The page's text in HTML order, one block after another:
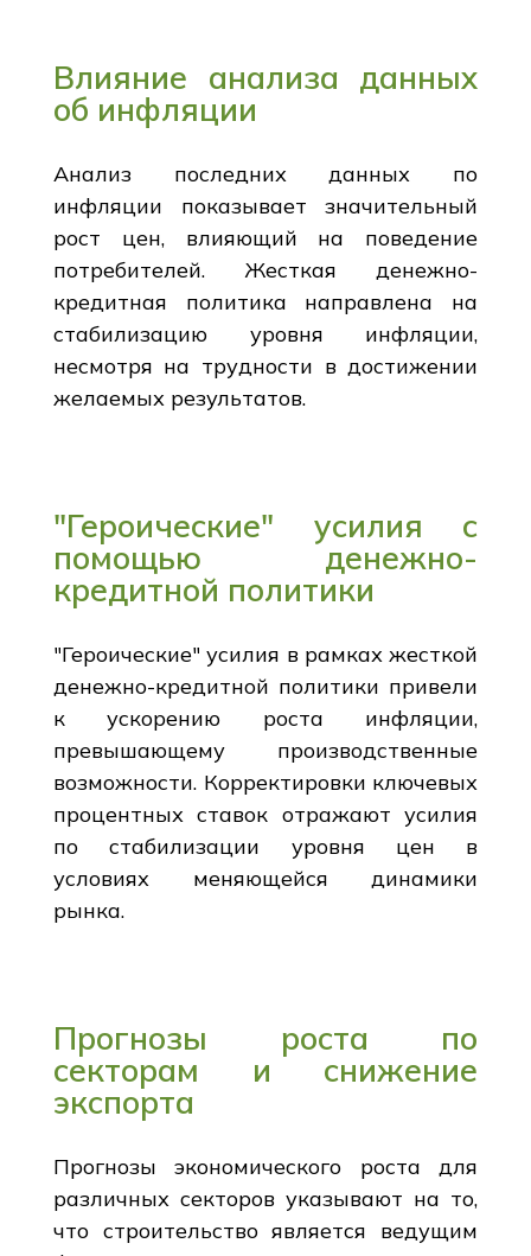
Влияние анализа данных
об инфляции
Анализ последних данных по
инфляции показывает значительный
рост цен, влияющий на поведение
потребителей. Жесткая денежно-
кредитная политика направлена на
стабилизацию уровня инфляции,
несмотря на трудности в достижении
желаемых результатов.
"Героические" усилия с
помощью денежно-
кредитной политики
"Героические" усилия в рамках жесткой
денежно-кредитной политики привели
к ускорению роста инфляции,
превышающему производственные
возможности. Корректировки ключевых
процентных ставок отражают усилия
по стабилизации уровня цен в
условиях меняющейся динамики
рынка.
Прогнозы роста по
секторам и снижение
экспорта
Прогнозы экономического роста для
различных секторов указывают на то,
что строительство является ведущим